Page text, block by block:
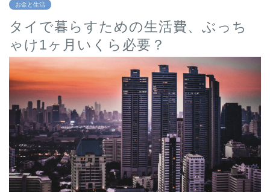
お金と生活
タイで暮らすための生活費、ぶっち
ゃけ1ヶ月いくら必要？